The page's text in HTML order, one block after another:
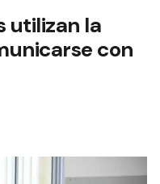
utilizan la
con